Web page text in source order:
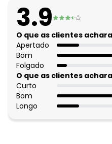
Comprimento: Cigarrete
Fechamento: Em botão e
Material: Tecido de
Estação: Inverno
Situação de Uso: Trabalho
Composição Material: 100%
Histórico de preços
O preço apresentado
algum dia do mês, para o
agosto/2026
3.9
O que as clientes
Apertado
Bom
Folgado
O que as clientes
Curto
Bom
Longo